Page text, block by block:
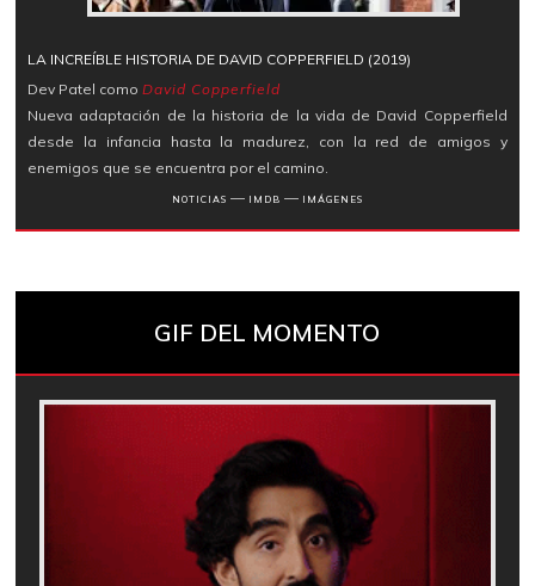
LA INCREÍBLE HISTORIA DE DAVID COPPERFIELD (2019)
Dev Patel comoDavid Copperfield
Nueva adaptación de la historia de la vida de David Copperfield
desde la infancia hasta la madurez, con la red de amigos y
enemigos que se encuentra por el camino.
NOTICIAS ― IMDB ― IMÁGENES
GIF DEL MOMENTO